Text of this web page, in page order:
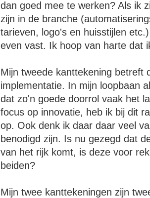
dan goed mee te werken? Als ik
zijn in de branche
tarieven, logo's en huisstijlen
even vast. Ik hoop van harte dat
Mijn tweede kanttekening betreft
implementatie. In mijn loopbaan
dat zo'n goede doorrol vaak het
focus op innovatie, heb ik bij dit
op. Ook denk ik daar daar veel
benodigd zijn. Is nu gezegd dat
van het rijk komt, is deze voor
beiden?
Mijn twee kanttekeningen zijn